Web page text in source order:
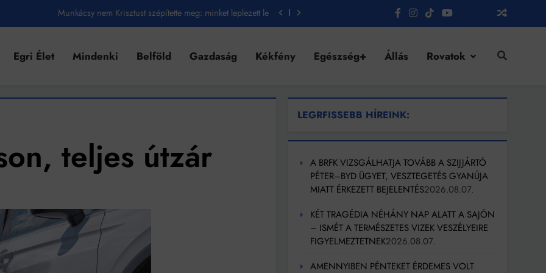
Munkácsy nem Krisztust szépítette meg: minket leplezett le
Amikor a Tetris boldogabbá tesz, mint a szerelem
Az öregség nem csak ránc?
Móricz Zsigmond: falusi író vagy boncmester?
Mindenki a világot akarja uralni – de nem csak a 80-as években
lapostetők: a bevált technológia akkor működik, ha jól van felújítva
Egri Élet Mindenki Belföld Gazdaság Kékfény Egészség+ Állás Rovatok
teljes útzár
LEGRFISSEBB HÍREINK:
A BRFK VIZSGÁLHATJA TOVÁBB A SZIJJÁRTÓ
PÉTER–BYD ÜGYET, VESZTEGETÉS GYANÚJA
MIATT ÉRKEZETT BEJELENTÉS2026.08.07.
KÉT TRAGÉDIA NÉHÁNY NAP ALATT A SAJÓN
– ISMÉT A TERMÉSZETES VIZEK VESZÉLYEIRE
FIGYELMEZTETNEK2026.08.07.
AMENNYIBEN PÉNTEKET ÉRDEMES VOLT